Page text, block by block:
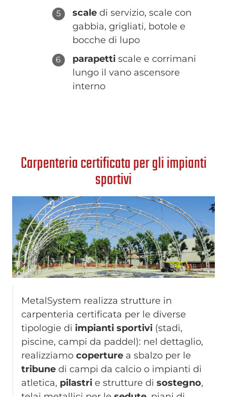
scale di servizio, scale con
gabbia, grigliati, botole e
bocche di lupo
parapetti scale e corrimani
lungo il vano ascensore
interno
Carpenteria certificata per gli impianti
sportivi
MetalSystem realizza strutture in
carpenteria certificata per le diverse
tipologie di impianti sportivi (stadi,
piscine, campi da paddel): nel dettaglio,
realizziamo coperture a sbalzo per le
tribune di campi da calcio o impianti di
atletica, pilastri e strutture di sostegno,